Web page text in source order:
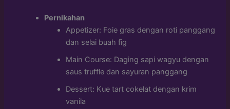
Pernikahan
Appetizer: Foie gras dengan roti panggang
dan selai buah fig
Main Course: Daging sapi wagyu dengan
saus truffle dan sayuran panggang
Dessert: Kue tart cokelat dengan krim
vanila